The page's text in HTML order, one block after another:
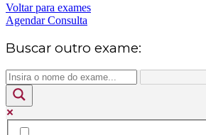
Voltar para exames
Agendar Consulta
Buscar outro exame: